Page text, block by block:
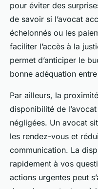
pour éviter des
de savoir si l’avocat
échelonnés ou les
faciliter l’accès à la
permet d’anticiper le
bonne adéquation
Par ailleurs, la
disponibilité de
négligées. Un avocat
les rendez-vous et
communication. La
rapidement à vos
actions urgentes peut